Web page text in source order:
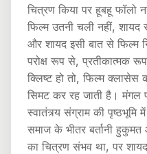
चित्रण किया पर हूबहू फॉलो
फिल्म उतनी चली नहीं, शायद
और शायद इसी बात से फिल्म
परोक्ष रूप से, प्रतीकात्मक
क्लिष्ट हो तो, फिल्म क्लासेस
सिमट कर रह जाती है। मंगल
स्वातंत्र्य संग्राम की
समाज के भीतर बर्तानी
का चित्रण संभव था, पर